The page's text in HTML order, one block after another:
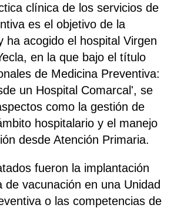
clínica de los servicios de
es el objetivo de la
ha acogido el hospital Virgen
en la que bajo el título
de Medicina Preventiva:
un Hospital Comarcal', se
como la gestión de
hospitalario y el manejo
desde Atención Primaria.
fueron la implantación
de vacunación en una Unidad
o las competencias de